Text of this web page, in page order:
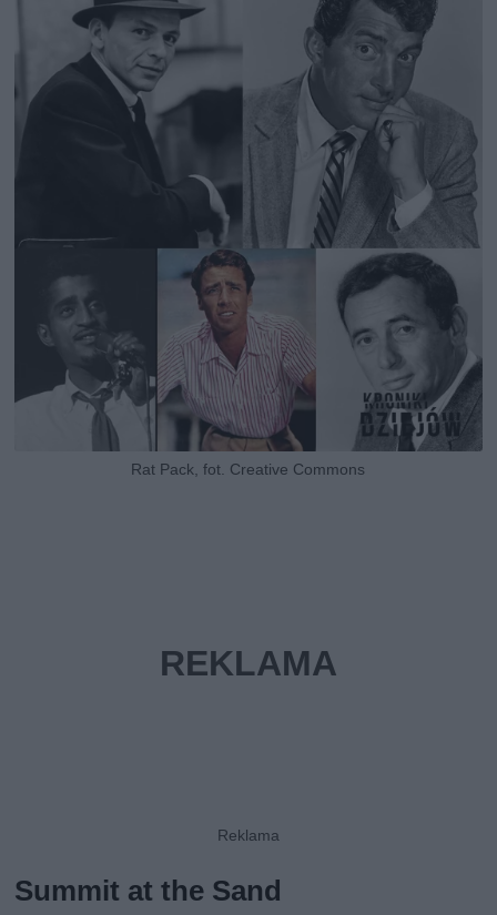
Rat Pack, fot. Creative Commons
Summit at the Sand